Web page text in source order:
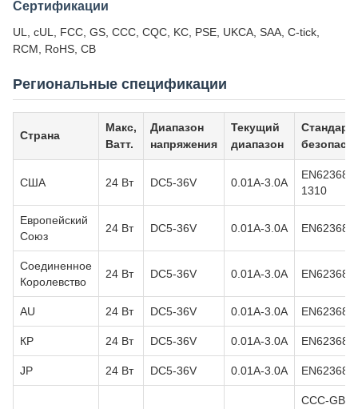
Сертификации
UL, cUL, FCC, GS, CCC, CQC, KC, PSE, UKCA, SAA, C-tick,
RCM, RoHS, CB
Региональные спецификации
Страна
Макс,
Ватт.
Диапазон
напряжения
Текущий
диапазон
Стандарт
США 24 Вт DC5-36V 0.01А-3.0А
EN62368/
1310
Европейский
Союз
24 Вт DC5-36V 0.01А-3.0А EN62368
Соединенное
Королевство
24 Вт DC5-36V 0.01А-3.0А EN62368
AU 24 Вт DC5-36V 0.01А-3.0А EN62368
КР 24 Вт DC5-36V 0.01А-3.0А EN62368
JP 24 Вт DC5-36V 0.01А-3.0А EN62368
CCC-GB